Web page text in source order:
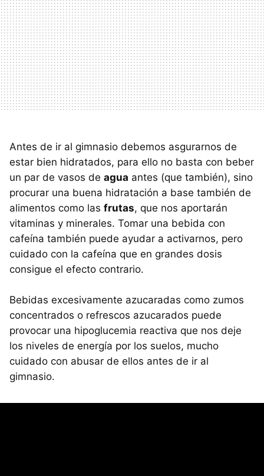
Antes de ir al gimnasio debemos asgurarnos de
estar bien hidratados, para ello no basta con beber
un par de vasos de agua antes (que también), sino
procurar una buena hidratación a base también de
alimentos como las frutas, que nos aportarán
vitaminas y minerales. Tomar una bebida con
cafeína también puede ayudar a activarnos, pero
cuidado con la cafeína que en grandes dosis
consigue el efecto contrario.
Bebidas excesivamente azucaradas como zumos
concentrados o refrescos azucarados puede
provocar una hipoglucemia reactiva que nos deje
los niveles de energía por los suelos, mucho
cuidado con abusar de ellos antes de ir al
gimnasio.